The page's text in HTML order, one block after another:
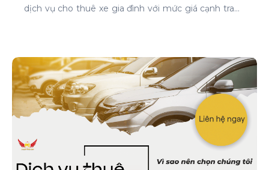
dịch vụ cho thuê xe gia đình với mức giá cạnh tranh